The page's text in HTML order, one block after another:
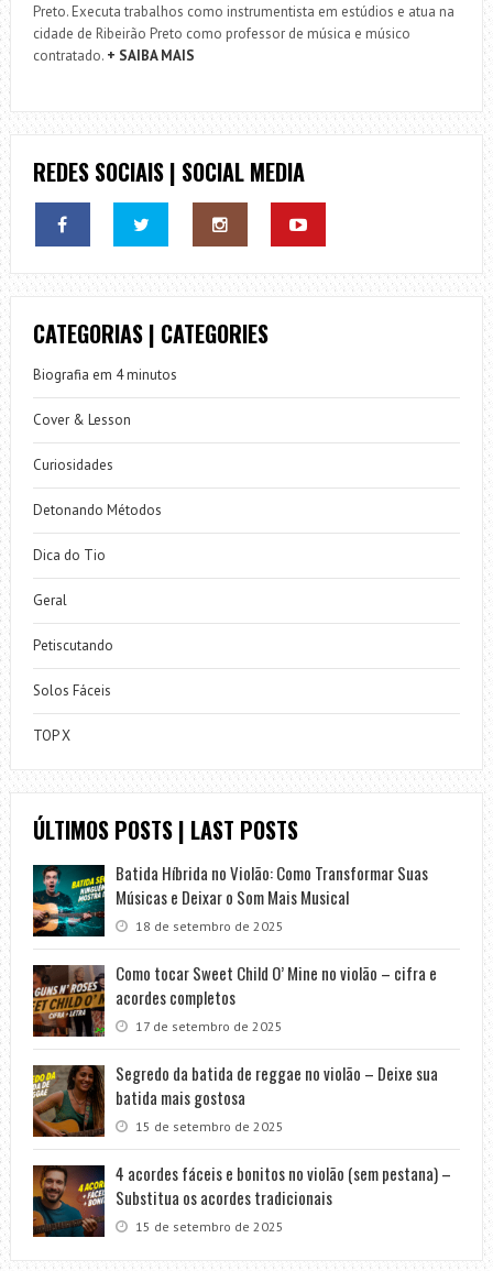
Preto. Executa trabalhos como instrumentista em estúdios e atua na
cidade de Ribeirão Preto como professor de música e músico
contratado. + SAIBA MAIS
REDES SOCIAIS | SOCIAL MEDIA
CATEGORIAS | CATEGORIES
Biografia em 4 minutos
Cover & Lesson
Curiosidades
Detonando Métodos
Dica do Tio
Geral
Petiscutando
Solos Fáceis
TOP X
ÚLTIMOS POSTS | LAST POSTS
Batida Híbrida no Violão: Como Transformar Suas
Músicas e Deixar o Som Mais Musical
18 de setembro de 2025
Como tocar Sweet Child O’ Mine no violão – cifra e
acordes completos
17 de setembro de 2025
Segredo da batida de reggae no violão – Deixe sua
batida mais gostosa
15 de setembro de 2025
4 acordes fáceis e bonitos no violão (sem pestana) –
Substitua os acordes tradicionais
15 de setembro de 2025